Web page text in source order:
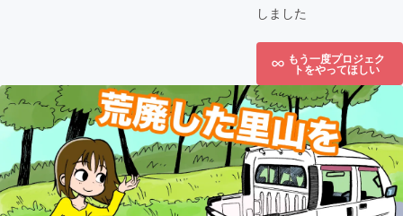
しました
もう一度プロジェク
トをやってほしい